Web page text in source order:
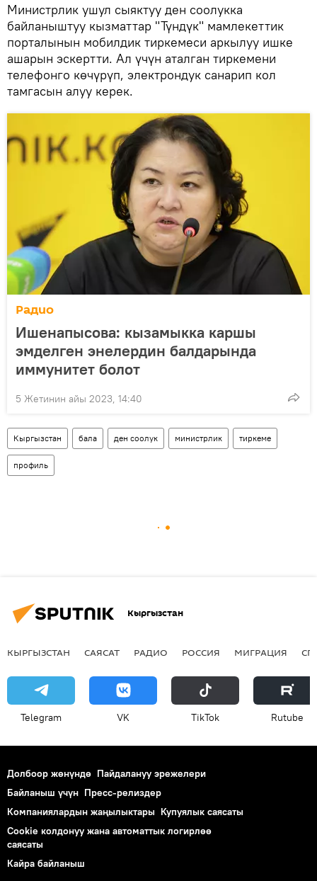
Министрлик ушул сыяктуу ден соолукка
байланыштуу кызматтар "Түндүк" мамлекеттик
порталынын мобилдик тиркемеси аркылуу ишке
ашарын эскертти. Ал үчүн аталган тиркемени
телефонго көчүрүп, электрондук санарип кол
тамгасын алуу керек.
Радио
Ишенапысова: кызамыкка каршы
эмделген энелердин балдарында
иммунитет болот
5 Жетинин айы 2023, 14:40
Кыргызстан бала ден соолук министрлик тиркеме
профиль
Кыргызстан
КЫРГЫЗСТАН САЯСАТ РАДИО РОССИЯ МИГРАЦИЯ
Telegram VK ТikТоk Rutube
Долбоор жөнүндө Пайдалануу эрежелери
Байланыш үчүн Пресс-релиздер
Компаниялардын жаңылыктары Купуялык саясаты
Cookie колдонуу жана автоматтык логирлөө
саясаты
Кайра байланыш